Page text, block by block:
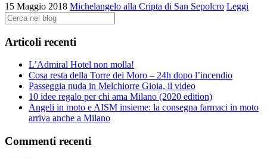
15 Maggio 2018 Michelangelo alla Cripta di San Sepolcro Leggi
Articoli recenti
L’Admiral Hotel non molla!
Cosa resta della Torre dei Moro – 24h dopo l’incendio
Passeggia nuda in Melchiorre Gioia, il video
10 idee regalo per chi ama Milano (2020 edition)
Angeli in moto e AISM insieme: la consegna farmaci in moto
arriva anche a Milano
Commenti recenti